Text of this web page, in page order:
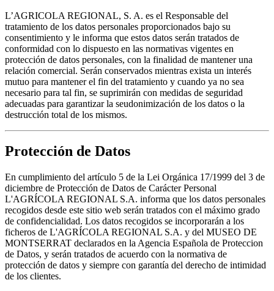
L’AGRICOLA REGIONAL, S. A. es el Responsable del
tratamiento de los datos personales proporcionados bajo su
consentimiento y le informa que estos datos serán tratados de
conformidad con lo dispuesto en las normativas vigentes en
protección de datos personales, con la finalidad de mantener una
relación comercial. Serán conservados mientras exista un interés
mutuo para mantener el fin del tratamiento y cuando ya no sea
necesario para tal fin, se suprimirán con medidas de seguridad
adecuadas para garantizar la seudonimización de los datos o la
destrucción total de los mismos.
Protección de Datos
En cumplimiento del artículo 5 de la Lei Orgánica 17/1999 del 3 de
diciembre de Protección de Datos de Carácter Personal
L'AGRÍCOLA REGIONAL S.A. informa que los datos personales
recogidos desde este sitio web serán tratados con el máximo grado
de confidencialidad. Los datos recogidos se incorporarán a los
ficheros de L'AGRÍCOLA REGIONAL S.A. y del MUSEO DE
MONTSERRAT declarados en la Agencia Española de Proteccion
de Datos, y serán tratados de acuerdo con la normativa de
protección de datos y siempre con garantía del derecho de intimidad
de los clientes.